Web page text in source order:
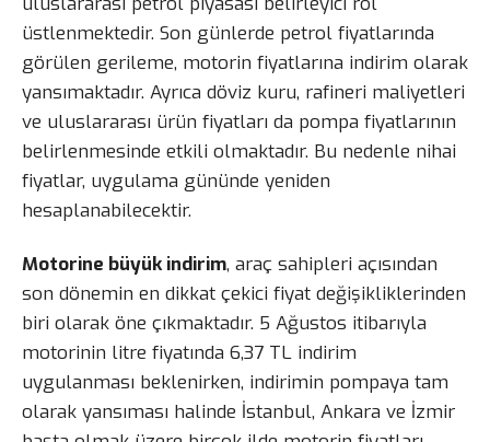
üstlenmektedir. Son günlerde petrol fiyatlarında
görülen gerileme, motorin fiyatlarına indirim olarak
yansımaktadır. Ayrıca döviz kuru, rafineri maliyetleri
ve uluslararası ürün fiyatları da pompa fiyatlarının
belirlenmesinde etkili olmaktadır. Bu nedenle nihai
fiyatlar, uygulama gününde yeniden
hesaplanabilecektir.
Motorine büyük indirim, araç sahipleri açısından
son dönemin en dikkat çekici fiyat değişikliklerinden
biri olarak öne çıkmaktadır. 5 Ağustos itibarıyla
motorinin litre fiyatında 6,37 TL indirim
uygulanması beklenirken, indirimin pompaya tam
olarak yansıması halinde İstanbul, Ankara ve İzmir